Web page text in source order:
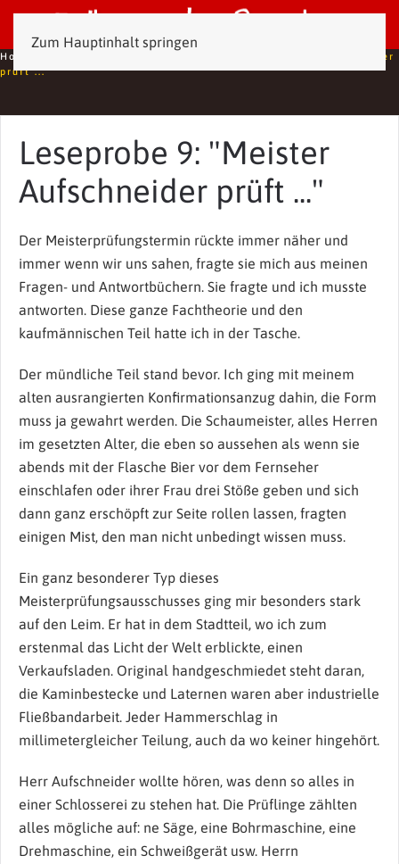
Zum Hauptinhalt springen
Home
Leseprobe 9: "Meister Aufschneider
prüft ..."
Leseprobe 9: "Meister
Aufschneider prüft ..."
Der Meisterprüfungstermin rückte immer näher und
immer wenn wir uns sahen, fragte sie mich aus meinen
Fragen- und Antwortbüchern. Sie fragte und ich musste
antworten. Diese ganze Fachtheorie und den
kaufmännischen Teil hatte ich in der Tasche.
Der mündliche Teil stand bevor. Ich ging mit meinem
alten ausrangierten Konfirmationsanzug dahin, die Form
muss ja gewahrt werden. Die Schaumeister, alles Herren
im gesetzten Alter, die eben so aussehen als wenn sie
abends mit der Flasche Bier vor dem Fernseher
einschlafen oder ihrer Frau drei Stöße geben und sich
dann ganz erschöpft zur Seite rollen lassen, fragten
einigen Mist, den man nicht unbedingt wissen muss.
Ein ganz besonderer Typ dieses
Meisterprüfungsausschusses ging mir besonders stark
auf den Leim. Er hat in dem Stadtteil, wo ich zum
erstenmal das Licht der Welt erblickte, einen
Verkaufsladen. Original handgeschmiedet steht daran,
die Kaminbestecke und Laternen waren aber industrielle
Fließbandarbeit. Jeder Hammerschlag in
millimetergleicher Teilung, auch da wo keiner hingehört.
Herr Aufschneider wollte hören, was denn so alles in
einer Schlosserei zu stehen hat. Die Prüflinge zählten
alles mögliche auf: ne Säge, eine Bohrmaschine, eine
Drehmaschine, ein Schweißgerät usw. Herrn